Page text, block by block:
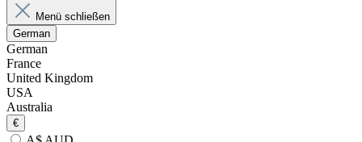
Menü schließen
German
German
France
United Kingdom
USA
Australia
€